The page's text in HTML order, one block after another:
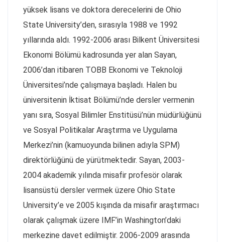
yüksek lisans ve doktora derecelerini de Ohio
State University’den, sırasıyla 1988 ve 1992
yıllarında aldı. 1992-2006 arası Bilkent Üniversitesi
Ekonomi Bölümü kadrosunda yer alan Sayan,
2006’dan itibaren TOBB Ekonomi ve Teknoloji
Üniversitesi’nde çalışmaya başladı. Halen bu
üniversitenin İktisat Bölümü’nde dersler vermenin
yanı sıra, Sosyal Bilimler Enstitüsü’nün müdürlüğünü
ve Sosyal Politikalar Araştırma ve Uygulama
Merkezi’nin (kamuoyunda bilinen adıyla SPM)
direktörlüğünü de yürütmektedir. Sayan, 2003-
2004 akademik yılında misafir profesör olarak
lisansüstü dersler vermek üzere Ohio State
University’e ve 2005 kışında da misafir araştırmacı
olarak çalışmak üzere IMF’in Washington’daki
merkezine davet edilmiştir. 2006-2009 arasında